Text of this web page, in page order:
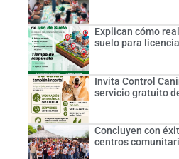
Explican cómo
suelo para
Invita Control
servicio gratuito
Concluyen con
centros